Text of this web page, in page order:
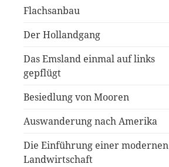
Flachsanbau
Der Hollandgang
Das Emsland einmal auf links
gepflügt
Besiedlung von Mooren
Auswanderung nach Amerika
Die Einführung einer modernen
Landwirtschaft